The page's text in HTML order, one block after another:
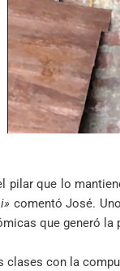
pilar que lo
comentó José.
que generó la
clases con la